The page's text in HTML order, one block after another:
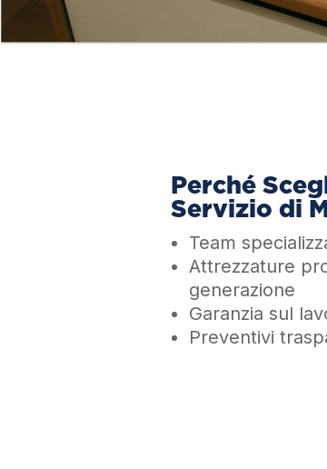
Perché
Servizio di
Team
Attrezzature
generazione
Garanzia sul
Preventivi